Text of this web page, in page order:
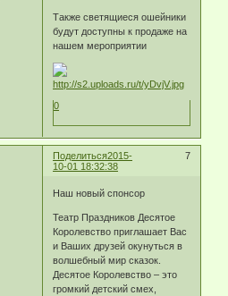
Также светящиеся ошейники
будут доступны к продаже на
нашем мероприятии
0
Поделиться 7
2015-
10-01 18:32:38
Наш новый спонсор
Театр Праздников Десятое
Королевство приглашает Вас
и Ваших друзей окунуться в
волшебный мир сказок.
Десятое Королевство – это
громкий детский смех,